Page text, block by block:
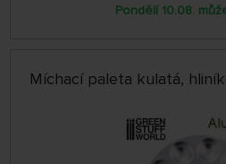
Pondělí 10.08.
Míchací paleta kulatá,